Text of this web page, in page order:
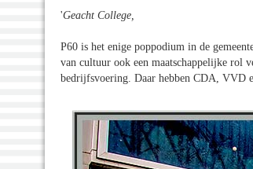
'Geacht College,
P60 is het enige poppodium in de
van cultuur ook een maatschappelijke rol
bedrijfsvoering. Daar hebben CDA, VVD